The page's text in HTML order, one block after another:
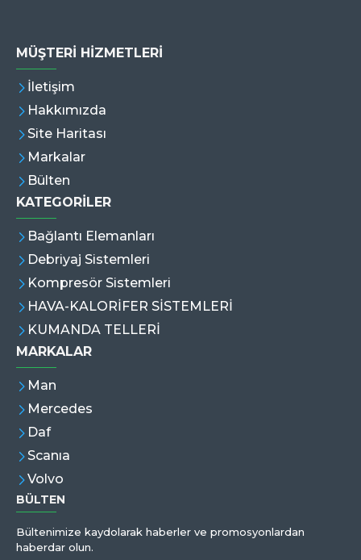
MÜŞTERI HIZMETLERI
İletişim
Hakkımızda
Site Haritası
Markalar
Bülten
KATEGORİLER
Bağlantı Elemanları
Debriyaj Sistemleri
Kompresör Sistemleri
HAVA-KALORİFER SİSTEMLERİ
KUMANDA TELLERİ
MARKALAR
Man
Mercedes
Daf
Scanıa
Volvo
BÜLTEN
Bültenimize kaydolarak haberler ve promosyonlardan
haberdar olun.